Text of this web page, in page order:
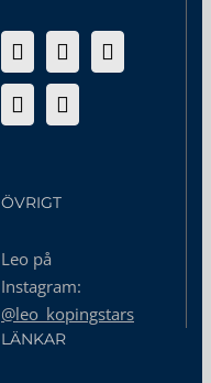
ÖVRIGT
Leo på
Instagram:
@leo_kopingstars
LÄNKAR